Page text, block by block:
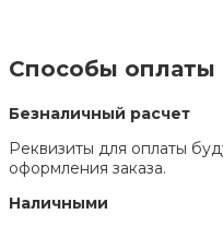
Способы оплаты
Безналичный расчет
Реквизиты для оплаты
оформления заказа.
Наличными